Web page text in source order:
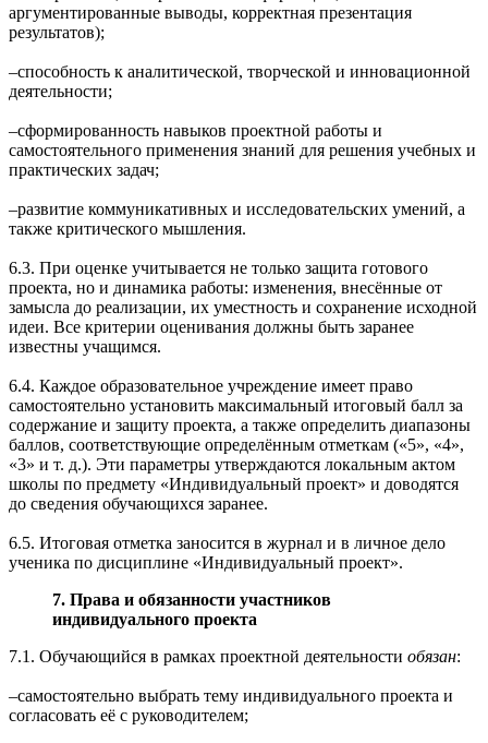
аргументированные выводы, корректная презентация
результатов);
‒способность к аналитической, творческой и инновационной
деятельности;
‒сформированность навыков проектной работы и
самостоятельного применения знаний для решения учебных и
практических задач;
‒развитие коммуникативных и исследовательских умений, а
также критического мышления.
6.3. При оценке учитывается не только защита готового
проекта, но и динамика работы: изменения, внесённые от
замысла до реализации, их уместность и сохранение исходной
идеи. Все критерии оценивания должны быть заранее
известны учащимся.
6.4. Каждое образовательное учреждение имеет право
самостоятельно установить максимальный итоговый балл за
содержание и защиту проекта, а также определить диапазоны
баллов, соответствующие определённым отметкам («5», «4»,
«3» и т. д.). Эти параметры утверждаются локальным актом
школы по предмету «Индивидуальный проект» и доводятся
до сведения обучающихся заранее.
6.5. Итоговая отметка заносится в журнал и в личное дело
ученика по дисциплине «Индивидуальный проект».
7. Права и обязанности участников
индивидуального проекта
7.1. Обучающийся в рамках проектной деятельности обязан:
‒самостоятельно выбрать тему индивидуального проекта и
согласовать её с руководителем;